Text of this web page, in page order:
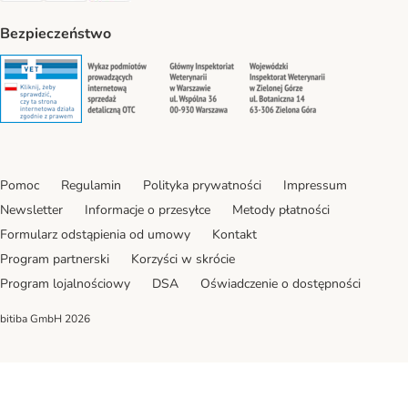
Bezpieczeństwo
Security Security Security
Pomoc Regulamin Polityka prywatności
Impressum
Newsletter
Informacje o przesyłce
Metody płatności
Formularz odstąpienia od umowy
Kontakt
Program partnerski
Korzyści w skrócie
Program lojalnościowy
DSA Oświadczenie o dostępności
bitiba GmbH 2026